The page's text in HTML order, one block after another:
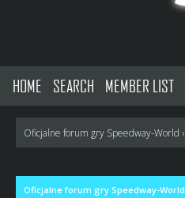
HOME SEARCH MEMBER LIST
Oficjalne forum gry Speedway-World ›
Oficjalne forum gry Speedway-World